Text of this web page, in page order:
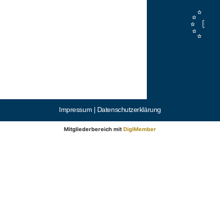
Impressum | Datenschutzerklärung
Mitgliederbereich mit DigiMember